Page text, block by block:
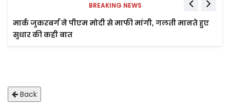
BREAKING NEWS
मार्क जुकरबर्ग ने पीएम मोदी से माफी मांगी, गलती मानते हुए
सुधार की कही बात
Back